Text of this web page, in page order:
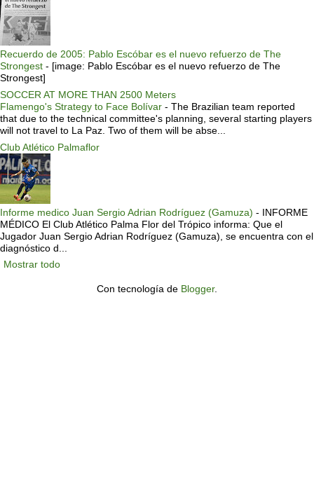
Recuerdo de 2005: Pablo Escóbar es el nuevo refuerzo de The
Strongest - [image: Pablo Escóbar es el nuevo refuerzo de The
Strongest]
SOCCER AT MORE THAN 2500 Meters
Flamengo's Strategy to Face Bolívar - The Brazilian team reported
that due to the technical committee's planning, several starting players
will not travel to La Paz. Two of them will be abse...
Club Atlético Palmaflor
Informe medico Juan Sergio Adrian Rodríguez (Gamuza) - INFORME
MÉDICO El Club Atlético Palma Flor del Trópico informa: Que el
Jugador Juan Sergio Adrian Rodríguez (Gamuza), se encuentra con el
diagnóstico d...
Mostrar todo
Con tecnología de Blogger.